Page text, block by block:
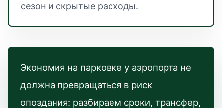
сезон и скрытые расходы.
Экономия на парковке у аэропорта не
должна превращаться в риск
опоздания: разбираем сроки, трансфер,